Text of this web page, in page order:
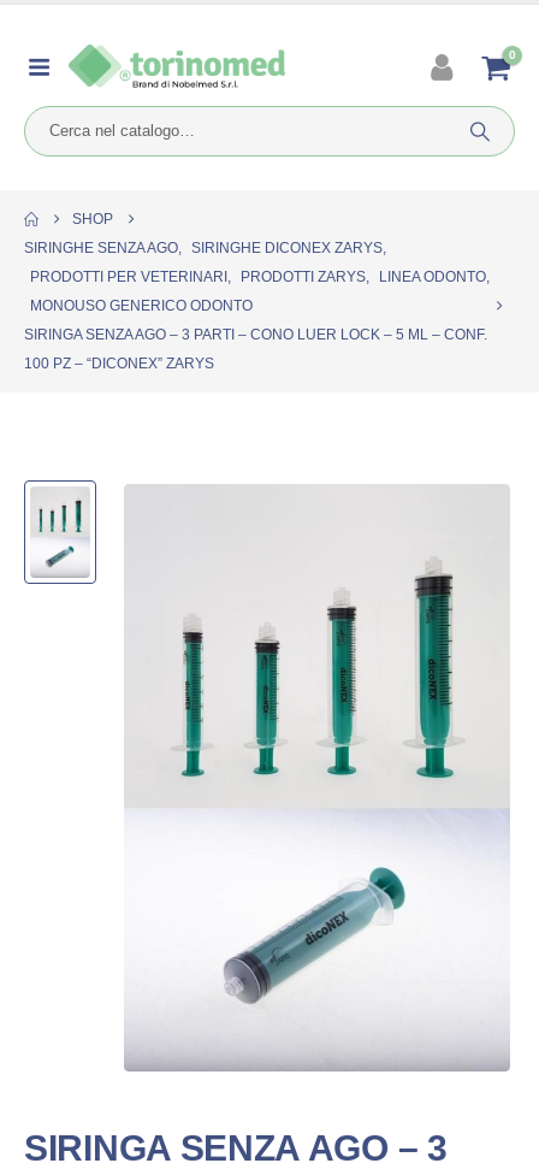
0
SHOP
SIRINGHE SENZA AGO, SIRINGHE DICONEX ZARYS,
PRODOTTI PER VETERINARI , PRODOTTI ZARYS, LINEA ODONTO,
MONOUSO GENERICO ODONTO
SIRINGA SENZA AGO – 3 PARTI – CONO LUER LOCK – 5 ML – CONF.
100 PZ – “DICONEX” ZARYS
SIRINGA SENZA AGO – 3